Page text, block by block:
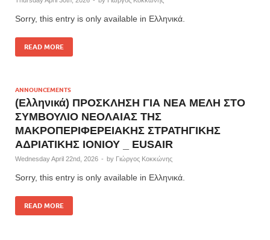
Sorry, this entry is only available in Ελληνικά.
READ MORE
ANNOUNCEMENTS
(Ελληνικά) ΠΡΟΣΚΛΗΣΗ ΓΙΑ ΝΕΑ ΜΕΛΗ ΣΤΟ
ΣΥΜΒΟΥΛΙΟ ΝΕΟΛΑΙΑΣ ΤΗΣ
ΜΑΚΡΟΠΕΡΙΦΕΡΕΙΑΚΗΣ ΣΤΡΑΤΗΓΙΚΗΣ
ΑΔΡΙΑΤΙΚΗΣ ΙΟΝΙΟΥ _ EUSAIR
Wednesday April 22nd, 2026 - by Γιώργος Κοκκώνης
Sorry, this entry is only available in Ελληνικά.
READ MORE